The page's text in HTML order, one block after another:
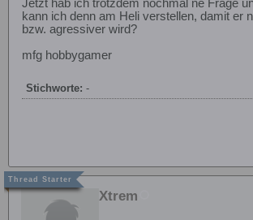
Jetzt hab ich trotzdem nochmal ne Frage
kann ich denn am Heli verstellen, damit er
bzw. agressiver wird?
mfg hobbygamer
Stichworte: -
Xtrem